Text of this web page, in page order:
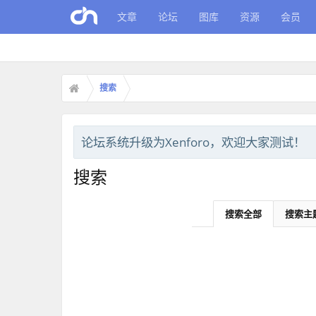
文章 论坛 图库 资源 会员
搜索
论坛系统升级为Xenforo，欢迎大家测试！
搜索
搜索全部 搜索主